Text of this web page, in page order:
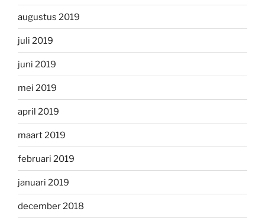
augustus 2019
juli 2019
juni 2019
mei 2019
april 2019
maart 2019
februari 2019
januari 2019
december 2018